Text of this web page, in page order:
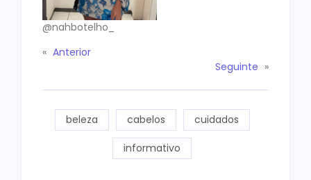
@nahbotelho_
« Anterior
Seguinte »
beleza cabelos cuidados
informativo